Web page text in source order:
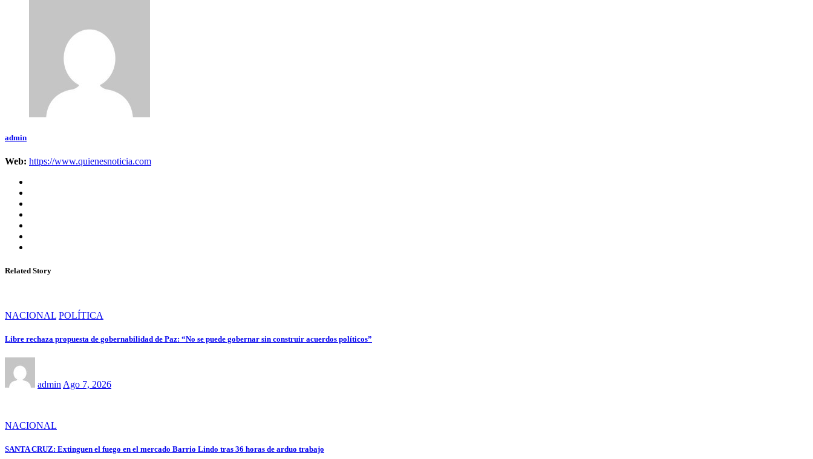
admin
Web: https://www.quienesnoticia.com
Related Story
NACIONAL POLÍTICA
Libre rechaza propuesta de gobernabilidad de Paz: “No se puede gobernar sin construir acuerdos políticos”
admin Ago 7, 2026
NACIONAL
SANTA CRUZ: Extinguen el fuego en el mercado Barrio Lindo tras 36 horas de arduo trabajo